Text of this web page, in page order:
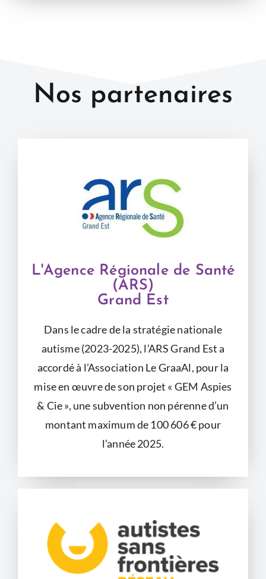
Nos partenaires
L'Agence Régionale de Santé
(ARS)
Grand Est
Dans le cadre de la stratégie nationale
autisme (2023-2025), l’ARS Grand Est a
accordé à l’Association Le GraaAl, pour la
mise en œuvre de son projet « GEM Aspies
& Cie », une subvention non pérenne d’un
montant maximum de 100 606 € pour
l’année 2025.